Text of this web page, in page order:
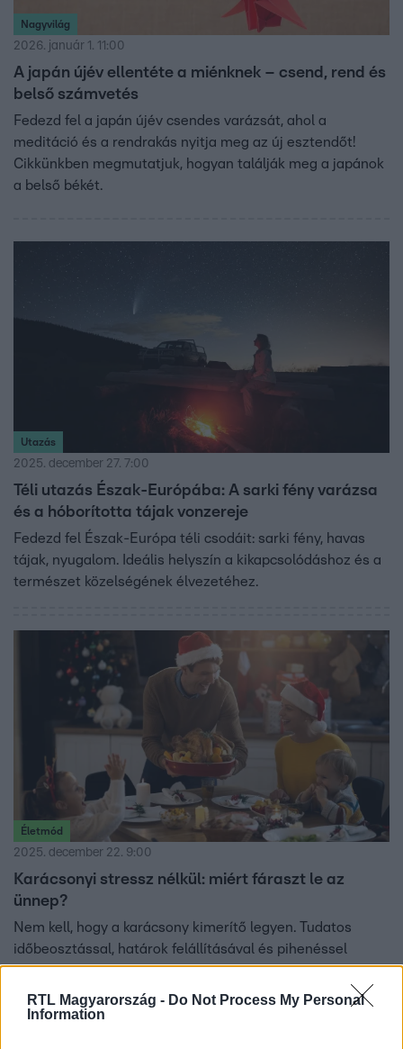
RTL Magyarország - Do Not Process My Personal
Information
Nagyvilág
2026. január 1. 11:00
A japán újév ellentéte a miénknek – csend, rend és
belső számvetés
Fedezd fel a japán újév csendes varázsát, ahol a
meditáció és a rendrakás nyitja meg az új esztendőt!
Cikkünkben megmutatjuk, hogyan találják meg a japánok
a belső békét.
Utazás
2025. december 27. 7:00
Téli utazás Észak-Európába: A sarki fény varázsa
és a hóborította tájak vonzereje
Fedezd fel Észak-Európa téli csodáit: sarki fény, havas
tájak, nyugalom. Ideális helyszín a kikapcsolódáshoz és a
természet közelségének élvezetéhez.
Életmód
2025. december 22. 9:00
Karácsonyi stressz nélkül: miért fáraszt le az
ünnep?
Nem kell, hogy a karácsony kimerítő legyen. Tudatos
időbeosztással, határok felállításával és pihenéssel
megőrizheted a nyugalmad az ünnepek alatt.